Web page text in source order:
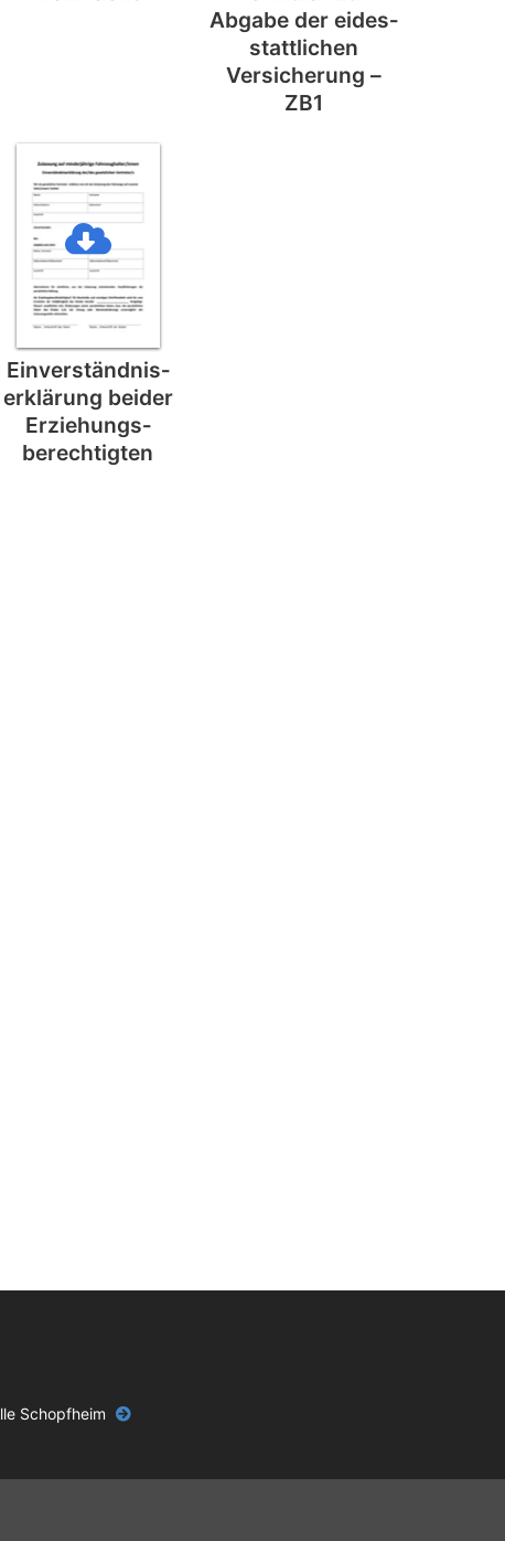
Abgabe der eides­
stattlichen
Versicherung –
ZB1
Einverständnis­
erklärung beider
Erziehungs­
berechtigten
Schopfheim